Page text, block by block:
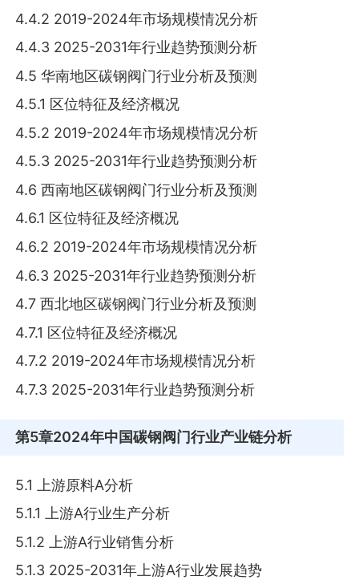
4.4.2 2019-2024年市场规模情况分析
4.4.3 2025-2031年行业趋势预测分析
4.5 华南地区碳钢阀门行业分析及预测
4.5.1 区位特征及经济概况
4.5.2 2019-2024年市场规模情况分析
4.5.3 2025-2031年行业趋势预测分析
4.6 西南地区碳钢阀门行业分析及预测
4.6.1 区位特征及经济概况
4.6.2 2019-2024年市场规模情况分析
4.6.3 2025-2031年行业趋势预测分析
4.7 西北地区碳钢阀门行业分析及预测
4.7.1 区位特征及经济概况
4.7.2 2019-2024年市场规模情况分析
4.7.3 2025-2031年行业趋势预测分析
第5章2024年中国碳钢阀门行业产业链分析
5.1 上游原料A分析
5.1.1 上游A行业生产分析
5.1.2 上游A行业销售分析
5.1.3 2025-2031年上游A行业发展趋势